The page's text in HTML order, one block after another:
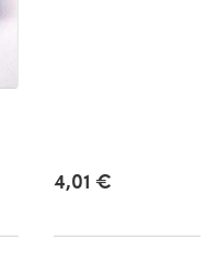
4,01 €